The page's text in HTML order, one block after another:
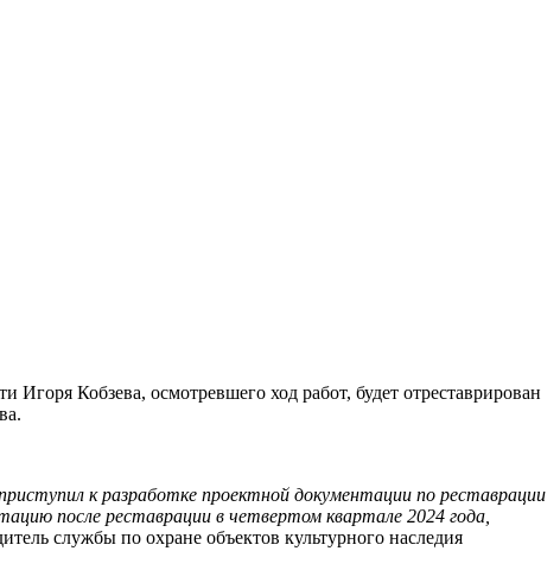
Кобзева, осмотревшего ход работ, будет отреставрирован
к разработке проектной документации по реставрации
после реставрации в четвертом квартале 2024 года,
службы по охране объектов культурного наследия